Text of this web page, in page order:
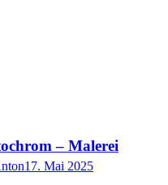
– Malerei
17. Mai 2025